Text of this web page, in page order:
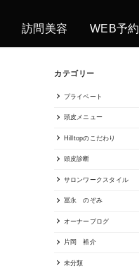
訪問美容 WEB予約
カテゴリー
プライベート
頭皮メニュー
Hilltopのこだわり
頭皮診断
サロンワークスタイル
冨永 のぞみ
オーナーブログ
片岡 裕介
未分類